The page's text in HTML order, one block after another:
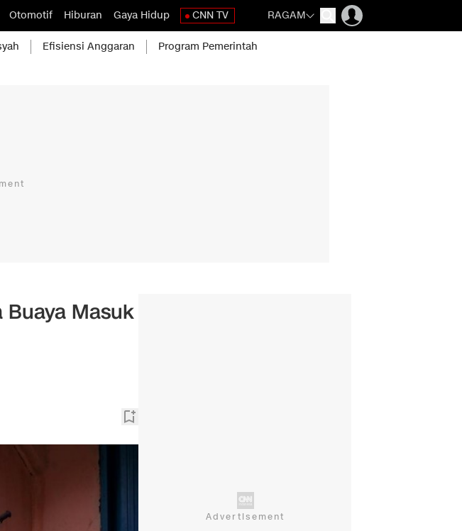
Otomotif Hiburan Gaya Hidup CNN TV RAGAM
Efisiensi Anggaran Program Pemerintah
Masuk